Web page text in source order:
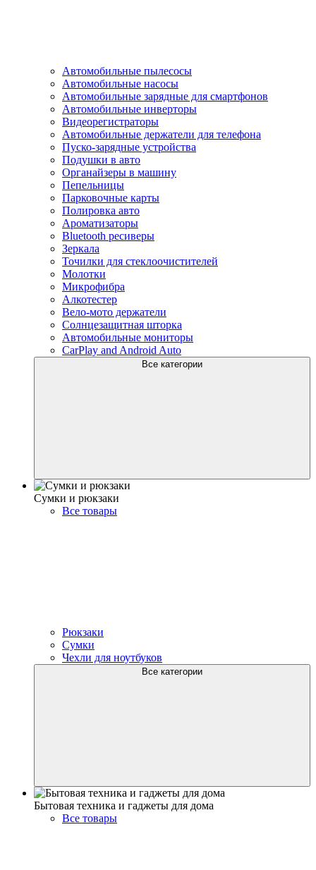
Автомобильные пылесосы
Автомобильные насосы
Автомобильные зарядные для смартфонов
Автомобильные инверторы
Видеорегистраторы
Автомобильные держатели для телефона
Пуско-зарядные устройства
Подушки в авто
Органайзеры в машину
Пепельницы
Парковочные карты
Полировка авто
Ароматизаторы
Bluetooth ресиверы
Зеркала
Точилки для стеклоочистителей
Молотки
Микрофибра
Алкотестер
Вело-мото держатели
Солнцезащитная шторка
Автомобильные мониторы
CarPlay and Android Auto
Все категории
Сумки и рюкзаки
Все товары
Рюкзаки
Сумки
Чехли для ноутбуков
Все категории
Бытовая техника и гаджеты для дома
Все товары